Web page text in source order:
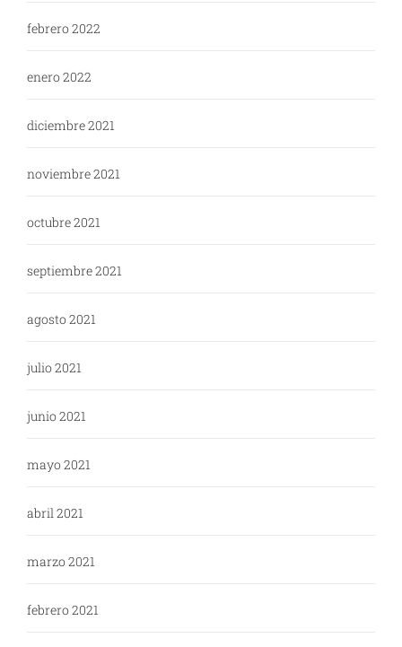
febrero 2022
enero 2022
diciembre 2021
noviembre 2021
octubre 2021
septiembre 2021
agosto 2021
julio 2021
junio 2021
mayo 2021
abril 2021
marzo 2021
febrero 2021